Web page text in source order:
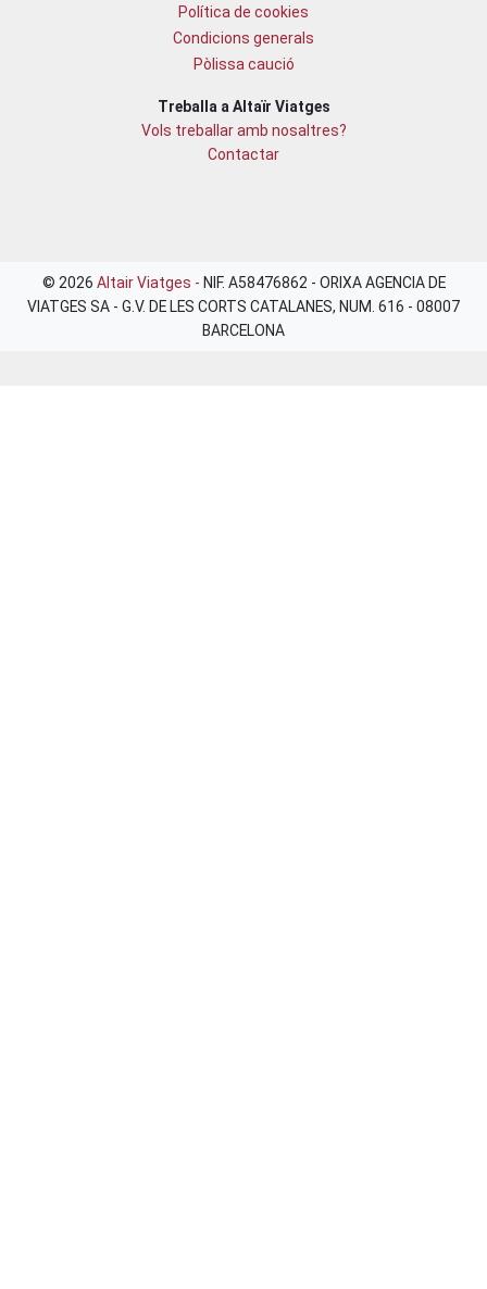
Política de cookies
Condicions generals
Pòlissa caució
Treballa a Altaïr Viatges
Vols treballar amb nosaltres?
Contactar
© 2026 Altair Viatges - NIF. A58476862 - ORIXA AGENCIA DE
VIATGES SA - G.V. DE LES CORTS CATALANES, NUM. 616 - 08007
BARCELONA